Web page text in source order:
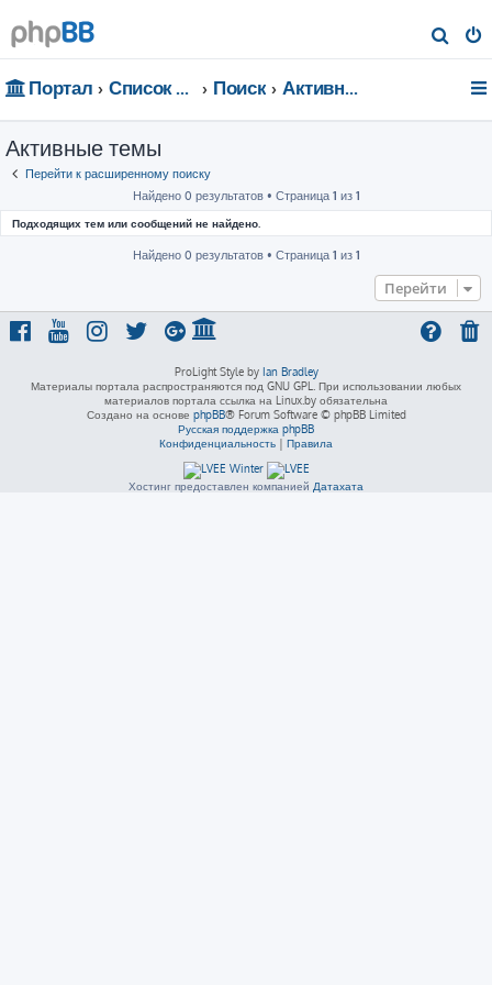
о
Портал Список форумов Поиск Активные темы
Активные темы
Перейти к расширенному поиску
Найдено 0 результатов • Страница 1 из 1
Подходящих тем или сообщений не найдено.
Найдено 0 результатов • Страница 1 из 1
Перейти
ProLight Style by Ian Bradley
Материалы портала распространяются под GNU GPL. При использовании любых
материалов портала ссылка на Linux.by обязательна
Создано на основе phpBB® Forum Software © phpBB Limited
Русская поддержка phpBB
Конфиденциальность | Правила
Хостинг предоставлен компанией Датахата